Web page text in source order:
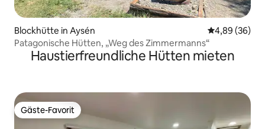
Blockhütte in Aysén
4,89 (36)
Patagonische Hütten, „Weg des Zimmermanns“
Haustierfreundliche Hütten mieten
Gäste-Favorit
Gäste-Favorit